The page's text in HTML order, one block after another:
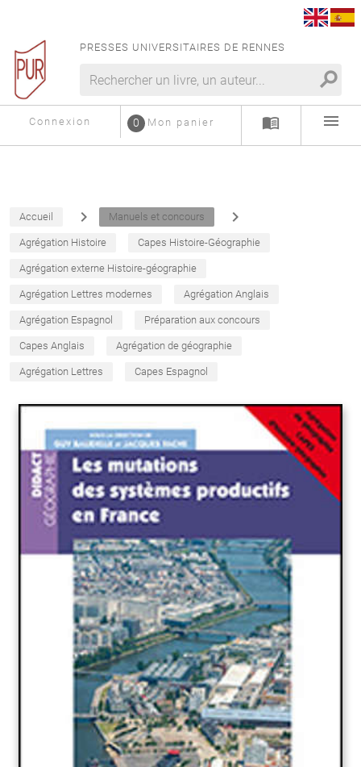
PRESSES UNIVERSITAIRES DE RENNES
search
Connexion Mon panier
0 menu_book menu
Accueil navigate_next Manuels et concours navigate_next
Agrégation Histoire Capes Histoire-Géographie
Agrégation externe Histoire-géographie
Agrégation Lettres modernes Agrégation Anglais
Agrégation Espagnol Préparation aux concours
Capes Anglais Agrégation de géographie
Agrégation Lettres Capes Espagnol